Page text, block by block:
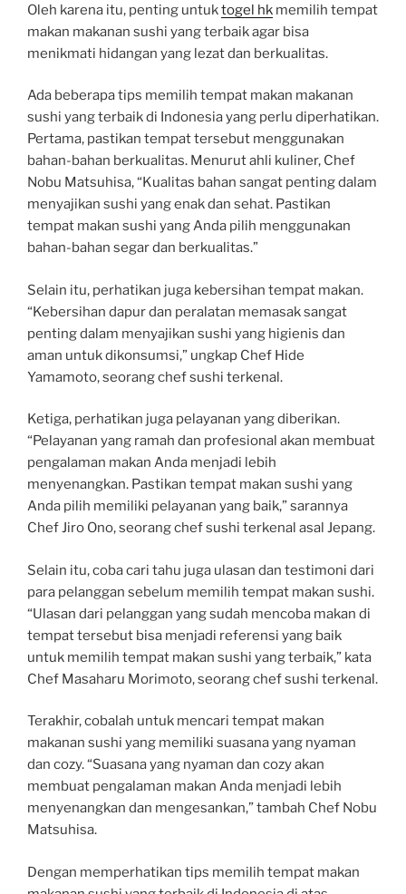
Oleh karena itu, penting untuktogel hk memilih tempat
makan makanan sushi yang terbaik agar bisa
menikmati hidangan yang lezat dan berkualitas.
Ada beberapa tips memilih tempat makan makanan
sushi yang terbaik di Indonesia yang perlu diperhatikan.
Pertama, pastikan tempat tersebut menggunakan
bahan-bahan berkualitas. Menurut ahli kuliner, Chef
Nobu Matsuhisa, “Kualitas bahan sangat penting dalam
menyajikan sushi yang enak dan sehat. Pastikan
tempat makan sushi yang Anda pilih menggunakan
bahan-bahan segar dan berkualitas.”
Selain itu, perhatikan juga kebersihan tempat makan.
“Kebersihan dapur dan peralatan memasak sangat
penting dalam menyajikan sushi yang higienis dan
aman untuk dikonsumsi,” ungkap Chef Hide
Yamamoto, seorang chef sushi terkenal.
Ketiga, perhatikan juga pelayanan yang diberikan.
“Pelayanan yang ramah dan profesional akan membuat
pengalaman makan Anda menjadi lebih
menyenangkan. Pastikan tempat makan sushi yang
Anda pilih memiliki pelayanan yang baik,” sarannya
Chef Jiro Ono, seorang chef sushi terkenal asal Jepang.
Selain itu, coba cari tahu juga ulasan dan testimoni dari
para pelanggan sebelum memilih tempat makan sushi.
“Ulasan dari pelanggan yang sudah mencoba makan di
tempat tersebut bisa menjadi referensi yang baik
untuk memilih tempat makan sushi yang terbaik,” kata
Chef Masaharu Morimoto, seorang chef sushi terkenal.
Terakhir, cobalah untuk mencari tempat makan
makanan sushi yang memiliki suasana yang nyaman
dan cozy. “Suasana yang nyaman dan cozy akan
membuat pengalaman makan Anda menjadi lebih
menyenangkan dan mengesankan,” tambah Chef Nobu
Matsuhisa.
Dengan memperhatikan tips memilih tempat makan